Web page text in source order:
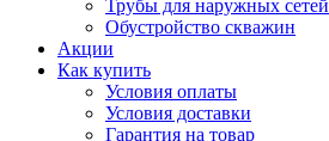
Трубы для наружных сетей
Обустройство скважин
Акции
Как купить
Условия оплаты
Условия доставки
Гарантия на товар